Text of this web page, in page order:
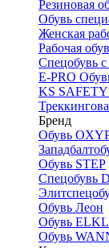
Резиновая
Обувь
Женская
Рабочая
Спецобувь
E-PRO
KS
Бренд
Обувь
Обувь STEP
Спецобувь
Обувь Леон
Обувь
Обувь